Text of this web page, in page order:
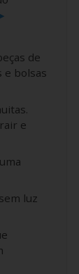
de
e bolsas
e
luz